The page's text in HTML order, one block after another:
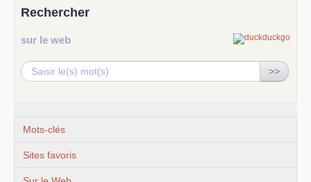
Rechercher
sur le web
>>
Mots-clés
Sites favoris